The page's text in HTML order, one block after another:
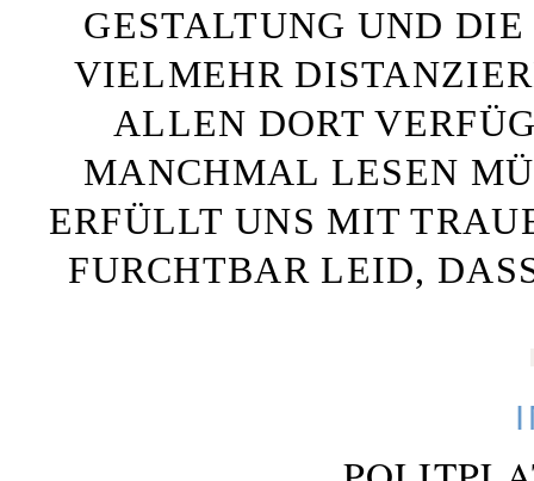
GESTALTUNG UND
VIELMEHR
ALLEN DORT
MANCHMAL LESEN
ERFÜLLT UNS MIT
FURCHTBAR LEID,